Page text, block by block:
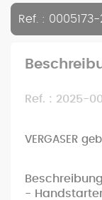
Ref. :
Ref. : 2025-
VERGASER
-